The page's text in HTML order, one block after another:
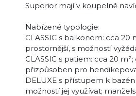
Superior mají v koupelně
Nabízené typologie:
CLASSIC s balkonem: cca
prostornější, s možností
CLASSIC s patiem: cca 20
přizpůsoben pro
DELUXE s přístupem k
možností jej využívat;